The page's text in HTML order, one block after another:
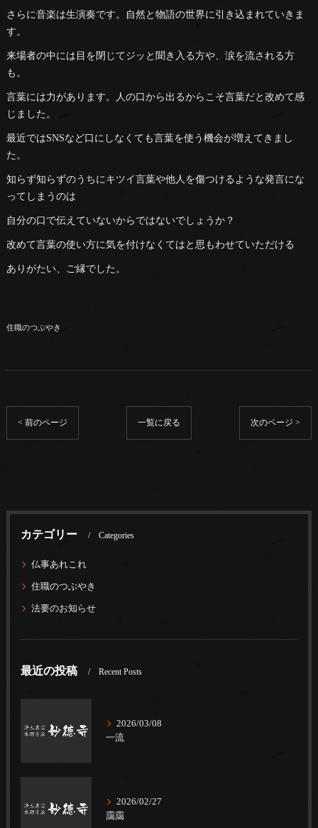
さらに音楽は生演奏です。自然と物語の世界に引き込まれていきま
す。
来場者の中には目を閉じてジッと聞き入る方や、涙を流される方
も。
言葉には力があります。人の口から出るからこそ言葉だと改めて感
じました。
最近ではSNSなど口にしなくても言葉を使う機会が増えてきまし
た。
知らず知らずのうちにキツイ言葉や他人を傷つけるような発言にな
ってしまうのは
自分の口で伝えていないからではないでしょうか？
改めて言葉の使い方に気を付けなくてはと思もわせていただける
ありがたい、ご縁でした。
住職のつぶやき
< 前のページ 一覧に戻る 次のページ >
カテゴリー Categories
仏事あれこれ
住職のつぶやき
法要のお知らせ
最近の投稿 Recent Posts
2026/03/08
一流
2026/02/27
靄靄